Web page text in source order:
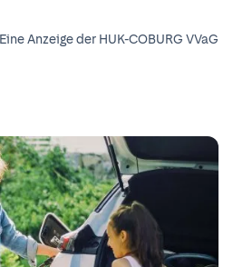
Eine Anzeige der HUK-COBURG VVaG